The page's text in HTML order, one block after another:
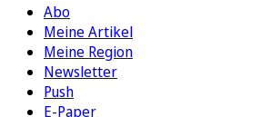
Abo
Meine Artikel
Meine Region
Newsletter
Push
E-Paper